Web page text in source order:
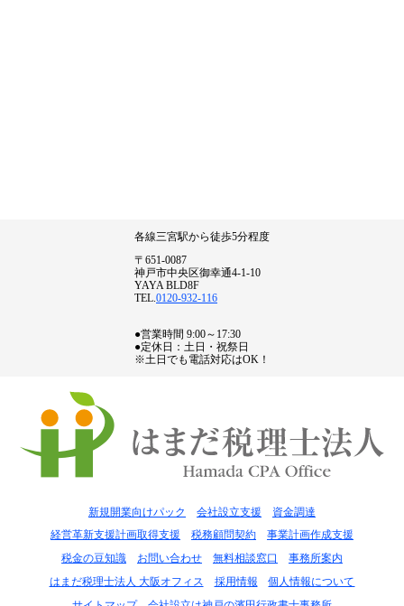
各線三宮駅から徒歩5分程度
〒651-0087
神戸市中央区御幸通4-1-10
●営業時間 9:00～17:30
新規開業向けパック 会社設立支援
資金調達
経営革新支援計画取得支援
税務顧問契約
事業計画作成支援
税金の豆知識
お問い合わせ 無料相談窓口
事務所案内